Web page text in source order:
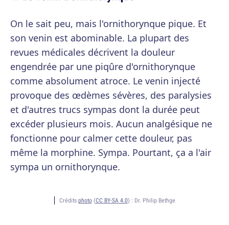
On le sait peu, mais l'ornithorynque pique. Et
son venin est abominable. La plupart des
revues médicales décrivent la douleur
engendrée par une piqûre d'ornithorynque
comme absolument atroce. Le venin injecté
provoque des œdèmes sévères, des paralysies
et d'autres trucs sympas dont la durée peut
excéder plusieurs mois. Aucun analgésique ne
fonctionne pour calmer cette douleur, pas
même la morphine. Sympa. Pourtant, ça a l'air
sympa un ornithorynque.
Crédits photo(CC BY-SA 4.0) : Dr. Philip Bethge